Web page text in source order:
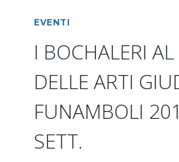
EVENTI
I BOCHALERI
DELLE ARTI
FUNAMBOLI
SETT.